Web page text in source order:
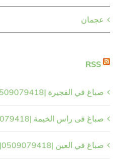
عجمان
RSS
صباغ في الفجيرة |0509079418
صباغ فى راس الخيمة |0509079418| ارخص صباغ
صباغ في العين |0509079418| احدث المعدات